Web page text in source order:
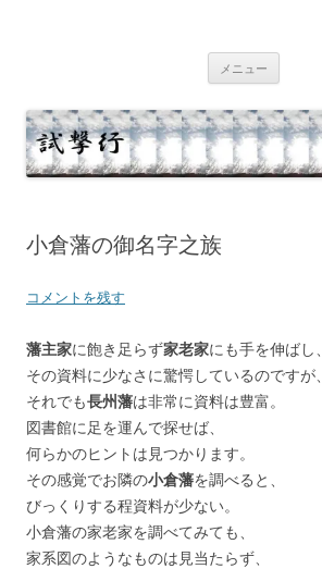
キ
ッ
プ
メニュー
小倉藩の御名字之族
コメントを残す
藩主家に飽き足らず家老家にも手を伸ばし、
その資料に少なさに驚愕しているのですが、
それでも長州藩は非常に資料は豊富。
図書館に足を運んで探せば、
何らかのヒントは見つかります。
その感覚でお隣の小倉藩を調べると、
びっくりする程資料が少ない。
小倉藩の家老家を調べてみても、
家系図のようなものは見当たらず、